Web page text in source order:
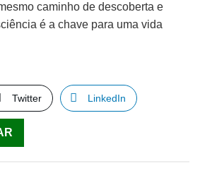
caminho de descoberta e
é a chave para uma vida
Twitter LinkedIn